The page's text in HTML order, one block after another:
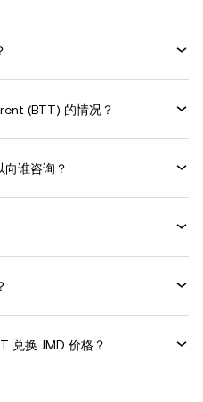
(BTT) 的情况？
向谁咨询？
兑换 JMD 价格？